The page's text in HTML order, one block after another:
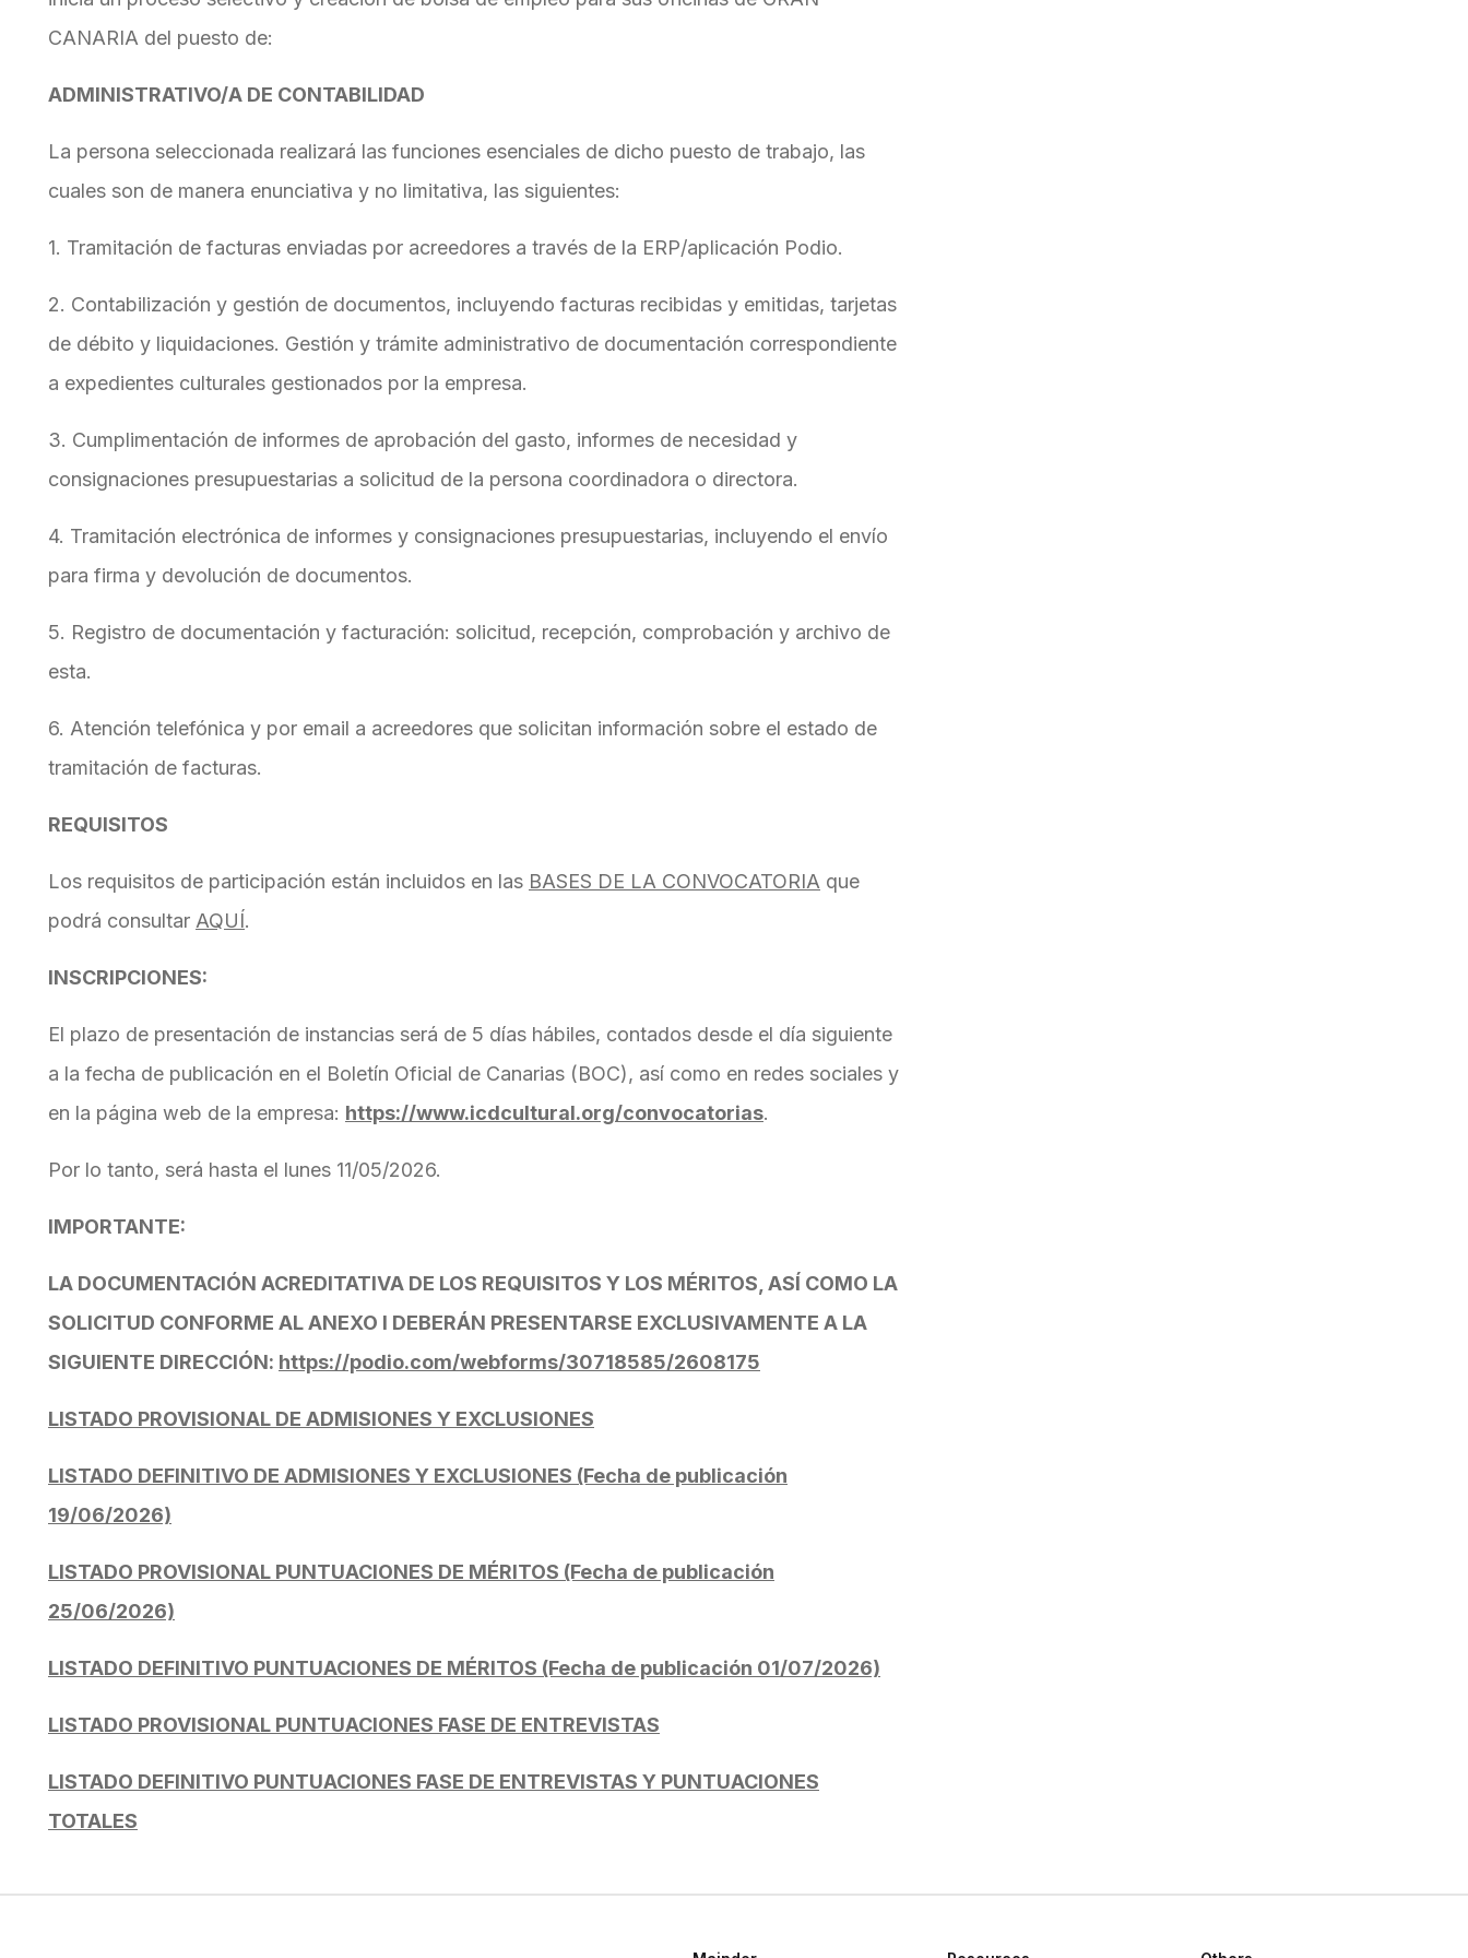
CANARIA del puesto de:
ADMINISTRATIVO/A DE CONTABILIDAD
La persona seleccionada realizará las funciones esenciales de dicho puesto de trabajo, las
cuales son de manera enunciativa y no limitativa, las siguientes:
1. Tramitación de facturas enviadas por acreedores a través de la ERP/aplicación Podio.
2. Contabilización y gestión de documentos, incluyendo facturas recibidas y emitidas, tarjetas
de débito y liquidaciones. Gestión y trámite administrativo de documentación correspondiente
a expedientes culturales gestionados por la empresa.
3. Cumplimentación de informes de aprobación del gasto, informes de necesidad y
consignaciones presupuestarias a solicitud de la persona coordinadora o directora.
4. Tramitación electrónica de informes y consignaciones presupuestarias, incluyendo el envío
para firma y devolución de documentos.
5. Registro de documentación y facturación: solicitud, recepción, comprobación y archivo de
esta.
6. Atención telefónica y por email a acreedores que solicitan información sobre el estado de
tramitación de facturas.
REQUISITOS
Los requisitos de participación están incluidos en las BASES DE LA CONVOCATORIA que
podrá consultar AQUÍ.
INSCRIPCIONES:
El plazo de presentación de instancias será de 5 días hábiles, contados desde el día siguiente
a la fecha de publicación en el Boletín Oficial de Canarias (BOC), así como en redes sociales y
en la página web de la empresa: https://www.icdcultural.org/convocatorias.
Por lo tanto, será hasta el lunes 11/05/2026.
IMPORTANTE:
LA DOCUMENTACIÓN ACREDITATIVA DE LOS REQUISITOS Y LOS MÉRITOS, ASÍ COMO LA
SOLICITUD CONFORME AL ANEXO I DEBERÁN PRESENTARSE EXCLUSIVAMENTE A LA
SIGUIENTE DIRECCIÓN: https://podio.com/webforms/30718585/2608175
LISTADO PROVISIONAL DE ADMISIONES Y EXCLUSIONES
LISTADO DEFINITIVO DE ADMISIONES Y EXCLUSIONES (Fecha de publicación
19/06/2026)
LISTADO PROVISIONAL PUNTUACIONES DE MÉRITOS (Fecha de publicación
25/06/2026)
LISTADO DEFINITIVO PUNTUACIONES DE MÉRITOS (Fecha de publicación 01/07/2026)
LISTADO PROVISIONAL PUNTUACIONES FASE DE ENTREVISTAS
LISTADO DEFINITIVO PUNTUACIONES FASE DE ENTREVISTAS Y PUNTUACIONES
TOTALES